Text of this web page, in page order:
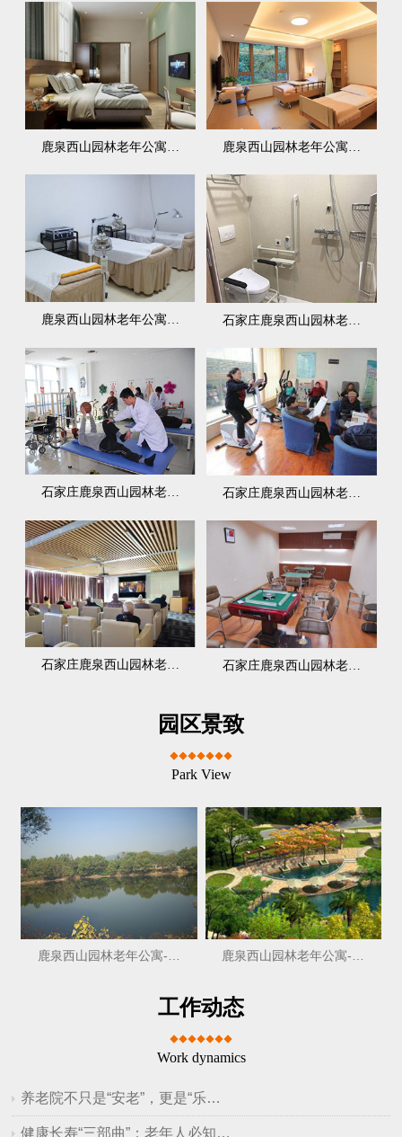
鹿泉西山园林老年公寓… 鹿泉西山园林老年公寓…
鹿泉西山园林老年公寓… 石家庄鹿泉西山园林老…
石家庄鹿泉西山园林老… 石家庄鹿泉西山园林老…
石家庄鹿泉西山园林老… 石家庄鹿泉西山园林老…
园区景致
Park View
鹿泉西山园林老年公寓-… 鹿泉西山园林老年公寓-…
工作动态
Work dynamics
养老院不只是“安老”，更是“乐…
健康长寿“三部曲”：老年人必知…